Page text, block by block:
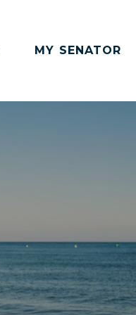
MY SENATOR